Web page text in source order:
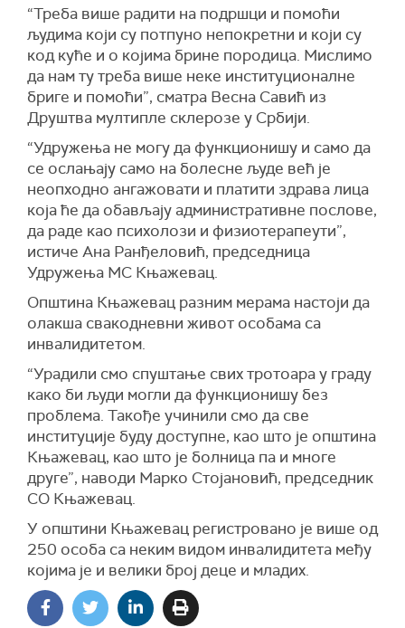
“Треба више радити на подршци и помоћи
људима који су потпуно непокретни и који су
код куће и о којима брине породица. Мислимо
да нам ту треба више неке институционалне
бриге и помоћи”, сматра Весна Савић из
Друштва мултипле склерозе у Србији.
“Удружења не могу да функционишу и само да
се ослањају само на болесне људе већ је
неопходно ангажовати и платити здрава лица
која ће да обављају административне послове,
да раде као психолози и физиотерапеути”,
истиче Ана Ранђеловић, председница
Удружења МС Књажевац.
Општина Књажевац разним мерама настоји да
олакша свакодневни живот особама са
инвалидитетом.
“Урадили смо спуштање свих тротоара у граду
како би људи могли да функционишу без
проблема. Такође учинили смо да све
институције буду доступне, као што је општина
Књажевац, као што је болница па и многе
друге”, наводи Марко Стојановић, председник
СО Књажевац.
У општини Књажевац регистровано је више од
250 особа са неким видом инвалидитета међу
којима је и велики број деце и младих.